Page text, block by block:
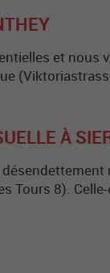
et nous
À
Tours 8).